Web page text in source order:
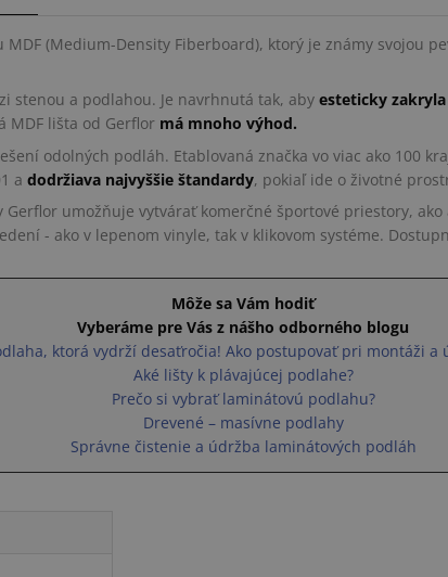
(Medium-Density Fiberboard), ktorý je známy svojou
stenou a podlahou. Je navrhnutá tak, aby esteticky
MDF lišta od Gerflor má mnoho výhod.
odolných podláh. Etablovaná značka vo viac ako 100
a dodržiava najvyššie štandardy, pokiaľ ide o životné
umožňuje vytvárať komerčné športové priestory,
- ako v lepenom vinyle, tak v klikovom systéme.
Môže sa Vám hodiť
Vyberáme pre Vás z nášho odborného blogu
ktorá vydrží desaťročia! Ako postupovať pri montáži a
Aké lišty k plávajúcej podlahe?
Prečo si vybrať laminátovú podlahu?
Drevené – masívne podlahy
Správne čistenie a údržba laminátových podláh